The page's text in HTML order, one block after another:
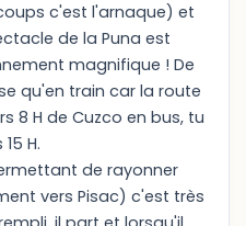
c'est l'arnaque) et
de la Puna est
magnifique ! De
qu'en train car la route
8 H de Cuzco en bus, tu
H.
de rayonner
vers Pisac) c'est très